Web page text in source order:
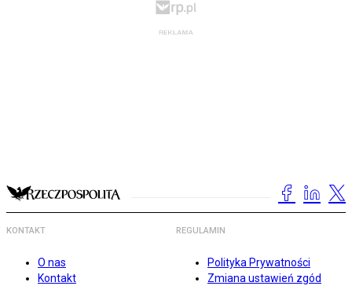
KONTAKT
O nas
Kontakt
REGULAMIN
Polityka Prywatności
Zmiana ustawień zgód